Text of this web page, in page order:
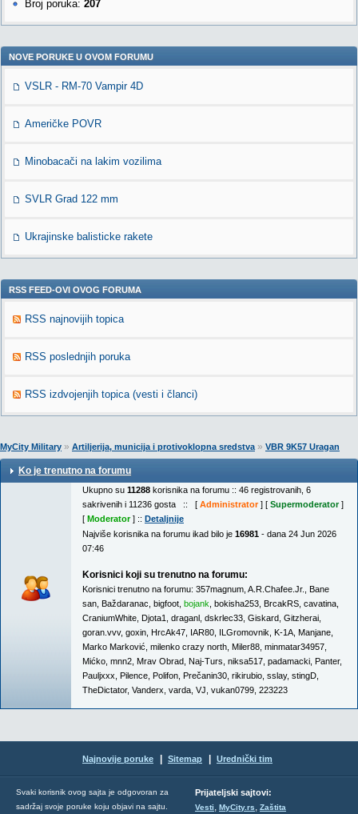
Broj poruka: 207
NOVE PORUKE U OVOM FORUMU
VSLR - RM-70 Vampir 4D
Američke POVR
Minobacači na lakim vozilima
SVLR Grad 122 mm
Ukrajinske balisticke rakete
RSS FEED-OVI OVOG FORUMA
RSS najnovijih topica
RSS poslednjih poruka
RSS izdvojenjih topica (vesti i članci)
MyCity Military » Artiljerija, municija i protivoklopna sredstva» VBR 9K57 Uragan
Ko je trenutno na forumu
Ukupno su 11288 korisnika na forumu :: 46 registrovanih, 6
sakrivenih i 11236 gosta :: [ Administrator] [ Supermoderator]
[ Moderator] :: Detaljnije
Najviše korisnika na forumu ikad bilo je 16981 - dana 24 Jun 2026
07:46
Korisnici koji su trenutno na forumu:
Korisnici trenutno na forumu: 357magnum A.R.Chafee.Jr.
Bane
san Baždaranac bigfoot bojank bokisha253 BrcakRS cavatina
CraniumWhite Djota1 draganl dskrlec33 Giskard Gitzherai
goran.vvv, goxin HrcAk47 IAR80 ILGromovnik K-1A Manjane
Marko Marković milenko crazy north Miler88 minmatar34957
Mićko mnn2 Mrav Obrad Naj-Turs niksa517 padamacki Panter,
Pauljxxx Pilence Polifon Prečanin30 rikirubio sslay, stingD
TheDictator, Vanderx varda VJ vukan0799 223223
Najnovije poruke Sitemap Urednički tim
Svaki korisnik ovog sajta je odgovoran za
sadržaj svoje poruke koju objavi na sajtu.
Prijateljski sajtovi:
Vesti, MyCity.rs, Zaštita